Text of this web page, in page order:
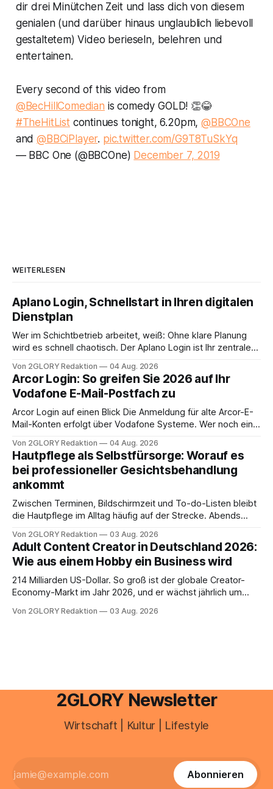
dir drei Minütchen Zeit und lass dich von diesem
genialen (und darüber hinaus unglaublich liebevoll
gestaltetem) Video berieseln, belehren und
entertainen.
Every second of this video from
@BecHillComedian is comedy GOLD! 👏😂
#TheHitListcontinues tonight, 6.20pm,@BBCOne
and@BBCiPlayer. pic.twitter.com/G9T8TuSkYq
— BBC One (@BBCOne) December 7, 2019
WEITERLESEN
Aplano Login, Schnellstart in Ihren digitalen
Dienstplan
Wer im Schichtbetrieb arbeitet, weiß: Ohne klare Planung
wird es schnell chaotisch. Der Aplano Login ist Ihr zentraler
abwesenheiten und die gesamte kommunikation rund um
Ihr personal digital zu organisieren. In diesem Leitfaden
erfahren Sie alles, was Sie für einen reibungslosen Einstieg
brauchen, von der Registrierung
Von 2GLORY Redaktion 04 Aug. 2026
Arcor Login: So greifen Sie 2026 auf Ihr
Vodafone E-Mail-Postfach zu
Arcor Login auf einen Blick Die Anmeldung für alte Arcor-E-
Mail-Konten erfolgt über Vodafone Systeme. Wer noch eine
besitzt, loggt sich heute über das Vodafone E-Mail & Cloud
Portal ein. Der klassische Arcor Login über mail.
Von 2GLORY Redaktion 04 Aug. 2026
Hautpflege als Selbstfürsorge: Worauf es
bei professioneller Gesichtsbehandlung
ankommt
Zwischen Terminen, Bildschirmzeit und To-do-Listen bleibt
die Hautpflege im Alltag häufig auf der Strecke. Abends
Drogerie – mehr ist zeitlich oft nicht drin. Dabei reagiert die
Haut empfindlich auf Stress, Schlafmangel und
Umwelteinflüsse: Sie wirkt müde, spannt oder neigt zu
Unreinheiten. Professionelle
Von 2GLORY Redaktion 03 Aug. 2026
Adult Content Creator in Deutschland 2026:
Wie aus einem Hobby ein Business wird
214 Milliarden US-Dollar. So groß ist der globale Creator-
Economy-Markt im Jahr 2026, und er wächst jährlich um
ist längst ein ernstzunehmender Wirtschaftszweig. Weltweit
Von 2GLORY Redaktion 03 Aug. 2026
2GLORY Newsletter
Wirtschaft | Kultur | Lifestyle
Abonnieren